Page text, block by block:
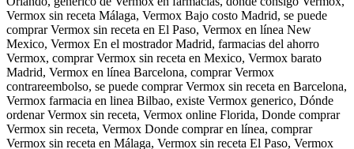
Vermox sin receta Málaga, Vermox Bajo costo Madrid, se puede
comprar Vermox sin receta en El Paso, Vermox en línea New
Mexico, Vermox En el mostrador Madrid, farmacias del ahorro
Vermox, comprar Vermox sin receta en Mexico, Vermox barato
Madrid, Vermox en línea Barcelona, comprar Vermox
contrareembolso, se puede comprar Vermox sin receta en Barcelona,
Vermox farmacia en linea Bilbao, existe Vermox generico, Dónde
ordenar Vermox sin receta, Vermox online Florida, Donde comprar
Vermox sin receta, Vermox Donde comprar en línea, comprar
Vermox sin receta en Málaga, Vermox sin receta El Paso, Vermox